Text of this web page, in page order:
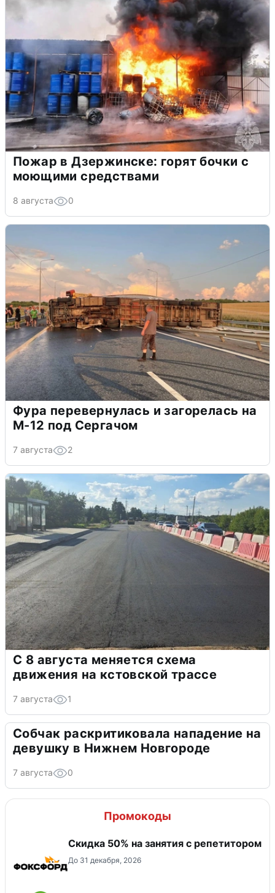
Пожар в Дзержинске: горят бочки с
моющими средствами
8 августа 0
Фура перевернулась и загорелась на
М-12 под Сергачом
7 августа 2
С 8 августа меняется схема
движения на кстовской трассе
7 августа 1
Собчак раскритиковала нападение на
девушку в Нижнем Новгороде
7 августа 0
Промокоды
Скидка 50% на занятия с репетитором
До 31 декабря, 2026